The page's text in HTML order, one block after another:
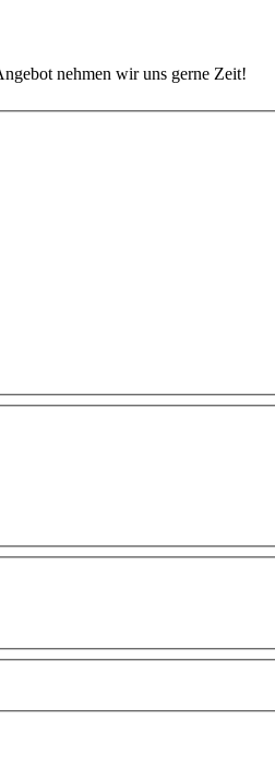
nehmen wir uns gerne Zeit!